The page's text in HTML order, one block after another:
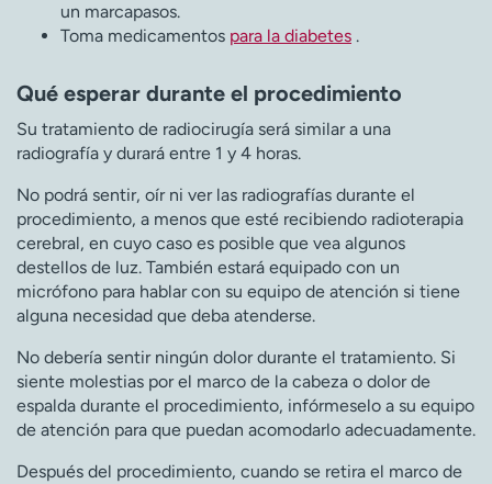
un marcapasos.
Toma medicamentos para la diabetes .
Qué esperar durante el procedimiento
Su tratamiento de radiocirugía será similar a una
radiografía y durará entre 1 y 4 horas.
No podrá sentir, oír ni ver las radiografías durante el
procedimiento, a menos que esté recibiendo radioterapia
cerebral, en cuyo caso es posible que vea algunos
destellos de luz. También estará equipado con un
micrófono para hablar con su equipo de atención si tiene
alguna necesidad que deba atenderse.
No debería sentir ningún dolor durante el tratamiento. Si
siente molestias por el marco de la cabeza o dolor de
espalda durante el procedimiento, infórmeselo a su equipo
de atención para que puedan acomodarlo adecuadamente.
Después del procedimiento, cuando se retira el marco de